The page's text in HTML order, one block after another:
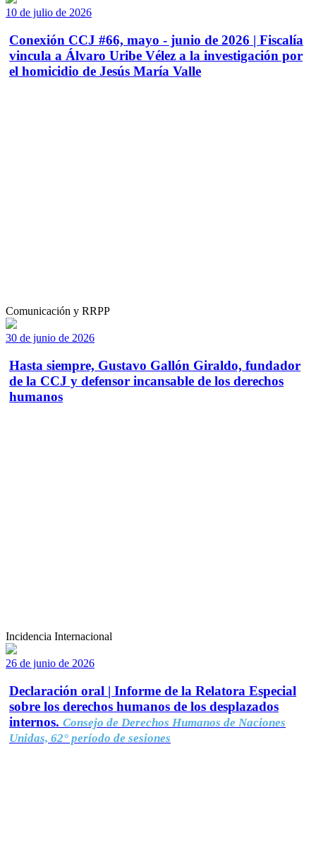
10 de julio de 2026
Conexión CCJ #66, mayo - junio de 2026 | Fiscalía
vincula a Álvaro Uribe Vélez a la investigación por
el homicidio de Jesús María Valle
Comunicación y RRPP
30 de junio de 2026
Hasta siempre, Gustavo Gallón Giraldo, fundador
de la CCJ y defensor incansable de los derechos
humanos
Incidencia Internacional
26 de junio de 2026
Declaración oral | Informe de la Relatora Especial
sobre los derechos humanos de los desplazados
internos. Consejo de Derechos Humanos de Naciones
Unidas, 62° período de sesiones